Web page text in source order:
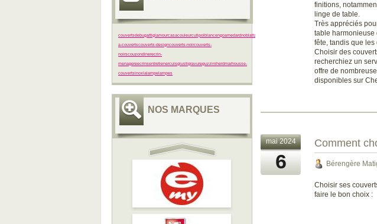
finitions,
linge de table.
Très appréciés
table harmonieuse
fête, tandis que
Choisir des
recherchiez un
offre de
disponibles sur
mai 2024
6
Comment
Bérengère
Choisir ses
faire le bon choix :
couvertsdebugattiglamourcasacouleurcutipol blancengoamedardnoblattable assiettesbaptême baptêmescadeau
a-couvertscouverts-designcouverts-noircouverts-
noirscouzondinerecrin-
menagereecrinsentretienercuisgiustigravureguzzini herdmarhousse-
couvertsinox la lampe lampes
NOS MARQUES